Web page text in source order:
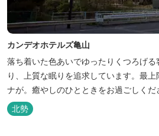
カンデオホテルズ亀山
落ち着いた色あいでゆったりくつろげ
り、上質な眠りを追求しています。最
ナが。癒やしのひとときをお過ごしくだ
北勢